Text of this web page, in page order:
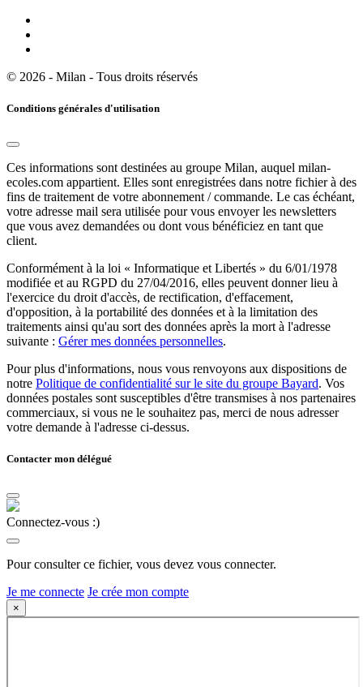
© 2026 - Milan - Tous droits réservés
Conditions générales d'utilisation
Ces informations sont destinées au groupe Milan, auquel milan-
ecoles.com appartient. Elles sont enregistrées dans notre fichier à des
fins de traitement de votre abonnement / commande. Le cas échéant,
votre adresse mail sera utilisée pour vous envoyer les newsletters
que vous avez demandées ou dont vous bénéficiez en tant que
client.
Conformément à la loi « Informatique et Libertés » du 6/01/1978
modifiée et au RGPD du 27/04/2016, elles peuvent donner lieu à
l'exercice du droit d'accès, de rectification, d'effacement,
d'opposition, à la portabilité des données et à la limitation des
traitements ainsi qu'au sort des données après la mort à l'adresse
suivante : Gérer mes données personnelles.
Pour plus d'informations, nous vous renvoyons aux dispositions de
notre Politique de confidentialité sur le site du groupe Bayard. Vos
données postales sont susceptibles d'être transmises à nos partenaires
commerciaux, si vous ne le souhaitez pas, merci de nous adresser
votre demande à l'adresse ci-dessus.
Contacter mon délégué
Connectez-vous :)
Pour consulter ce fichier, vous devez vous connecter.
Je me connecte Je crée mon compte
×